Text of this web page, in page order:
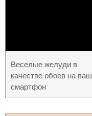
Веселые желуди в
качестве обоев на ваш
смартфон